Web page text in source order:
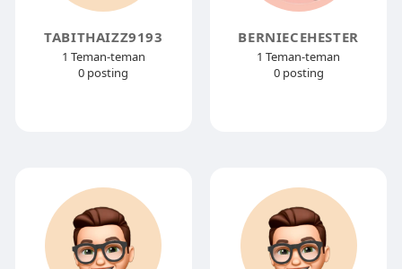
TABITHAIZZ9193
1 Teman-teman
0 posting
BERNIECEHESTER
1 Teman-teman
0 posting